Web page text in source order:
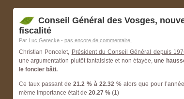
Conseil Général des Vosges,
fiscalité
Par Luc Gerecke - pas encore de commentaire.
Christian Poncelet, Président du Conseil Général depuis
une argumentation plutôt fantaisiste et non étayée,une
le foncier bâti.
Ce taux passant de 21.2 % à 22.32 % alors que pour
même importance était de 20.27 % (1)